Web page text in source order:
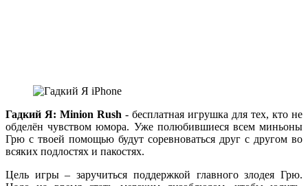
Гадкий Я: Minion Rush - бесплатная игрушка для тех, кто не
обделён чувством юмора. Уже полюбившиеся всем миньоны
Грю с твоей помощью будут соревноваться друг с другом во
всяких подлостях и пакостях.
Цель игры – заручиться поддержкой главного злодея Грю.